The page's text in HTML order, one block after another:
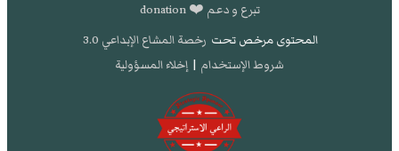
تبرع و دعم ❤️ donation
المحتوى مرخص تحت رخصة المشاع الإبداعي 3.0
شروط الإستخدام | إخلاء المسؤولية